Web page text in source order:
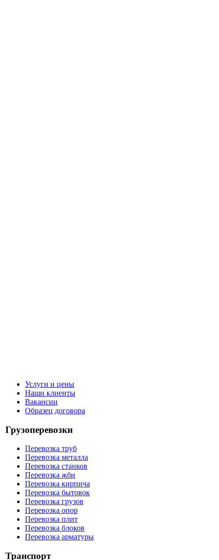
Услуги и цены
Наши клиенты
Вакансии
Образец договора
Грузоперевозки
Перевозка труб
Перевозка металла
Перевозка станков
Перевозка жби
Перевозка кирпича
Перевозка бытовок
Перевозка грузов
Перевозка опор
Перевозка плит
Перевозка блоков
Перевозка арматуры
Транспорт